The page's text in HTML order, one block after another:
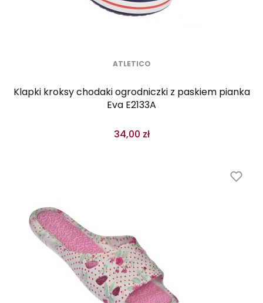
ATLETICO
Klapki kroksy chodaki ogrodniczki z paskiem pianka
Eva E2133A
34,00 zł